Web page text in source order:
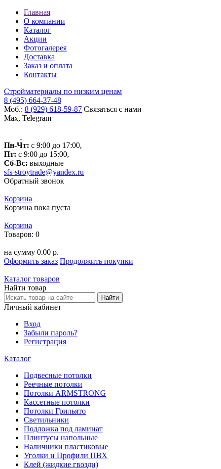
Главная
О компании
Каталог
Акции
Фотогалерея
Доставка
Заказ и оплата
Контакты
Стройматериалы по низким ценам
8 (495) 664-37-48
Моб.: 8 (929) 618-59-87 Связаться с нами
Max, Telegram
Пн-Чт: с 9:00 до 17:00,
Пт: с 9:00 до 15:00,
Сб-Вс: выходные
sfs-stroytrade@yandex.ru
Обратный звонок
Корзина
Корзина пока пуста
Корзина
Товаров: 0
на сумму 0.00 р.
Оформить заказ Продолжить покупки
Каталог товаров
Найти товар
Личный кабинет
Вход
Забыли пароль?
Регистрация
Каталог
Подвесные потолки
Реечные потолки
Потолки ARMSTRONG
Кассетные потолки
Потолки Грильято
Светильники
Подложка под ламинат
Плинтусы напольные
Наличники пластиковые
Уголки и Профили ПВХ
Клей (жидкие гвозди)